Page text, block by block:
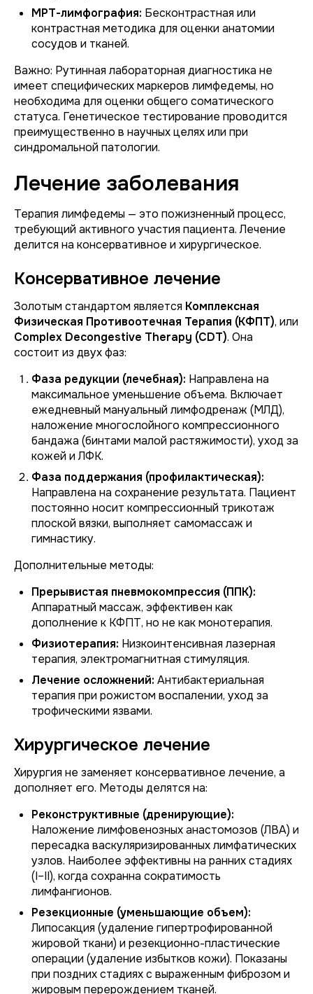
МРТ-лимфография: Бесконтрастная или
контрастная методика для оценки анатомии
сосудов и тканей.
Важно: Рутинная лабораторная диагностика не
имеет специфических маркеров лимфедемы, но
необходима для оценки общего соматического
статуса. Генетическое тестирование проводится
преимущественно в научных целях или при
синдромальной патологии.
Лечение заболевания
Терапия лимфедемы — это пожизненный процесс,
требующий активного участия пациента. Лечение
делится на консервативное и хирургическое.
Консервативное лечение
Золотым стандартом является Комплексная
Физическая Противоотечная Терапия (КФПТ), или
Complex Decongestive Therapy (CDT). Она
состоит из двух фаз:
Фаза редукции (лечебная): Направлена на
максимальное уменьшение объема. Включает
ежедневный мануальный лимфодренаж (МЛД),
наложение многослойного компрессионного
бандажа (бинтами малой растяжимости), уход за
кожей и ЛФК.
Фаза поддержания (профилактическая):
Направлена на сохранение результата. Пациент
постоянно носит компрессионный трикотаж
плоской вязки, выполняет самомассаж и
гимнастику.
Дополнительные методы:
Прерывистая пневмокомпрессия (ППК):
Аппаратный массаж, эффективен как
дополнение к КФПТ, но не как монотерапия.
Физиотерапия: Низкоинтенсивная лазерная
терапия, электромагнитная стимуляция.
Лечение осложнений: Антибактериальная
терапия при рожистом воспалении, уход за
трофическими язвами.
Хирургическое лечение
Хирургия не заменяет консервативное лечение, а
дополняет его. Методы делятся на:
Реконструктивные (дренирующие):
Наложение лимфовенозных анастомозов (ЛВА) и
пересадка васкуляризированных лимфатических
узлов. Наиболее эффективны на ранних стадиях
(I–II), когда сохранна сократимость
лимфангионов.
Резекционные (уменьшающие объем):
Липосакция (удаление гипертрофированной
жировой ткани) и резекционно-пластические
операции (удаление избытков кожи). Показаны
при поздних стадиях с выраженным фиброзом и
жировым перерождением тканей.